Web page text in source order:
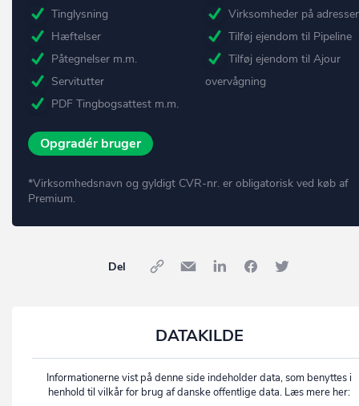
Tinglysning
Hæftelser
Påtegnelser m.m.
Servitutter
PDF Tingbogsattest m.m.
Virksomheder på
Tilføj ejendom til Pipeline
Tilføj ejendom til Ajour
overvågning
Opgradér bruger
*Virksomhedsnavn og gyldigt CVR-nr. er obligatorisk ved køb af
Premium.
Del
DATAKILDE
Informationerne vist på denne side indeholder data, som benyttes i
henhold til vilkår for brug af danske offentlige data. Læs mere her: